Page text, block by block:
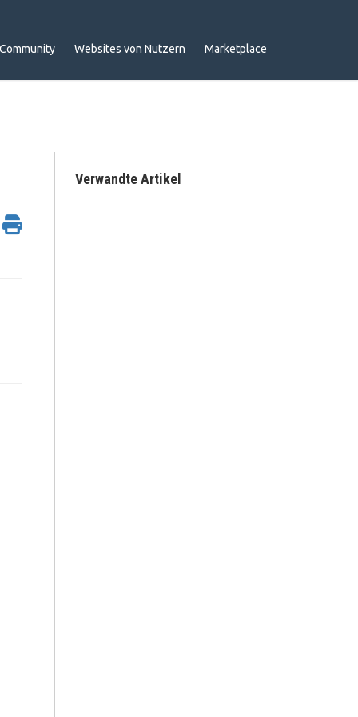
Community Websites von Nutzern Marketplace
Verwandte Artikel